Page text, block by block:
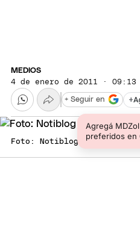
MEDIOS
4 de enero de 2011 · 09:13
+
Agregá
preferidos en
+ Seguir en
Foto: Notiblog